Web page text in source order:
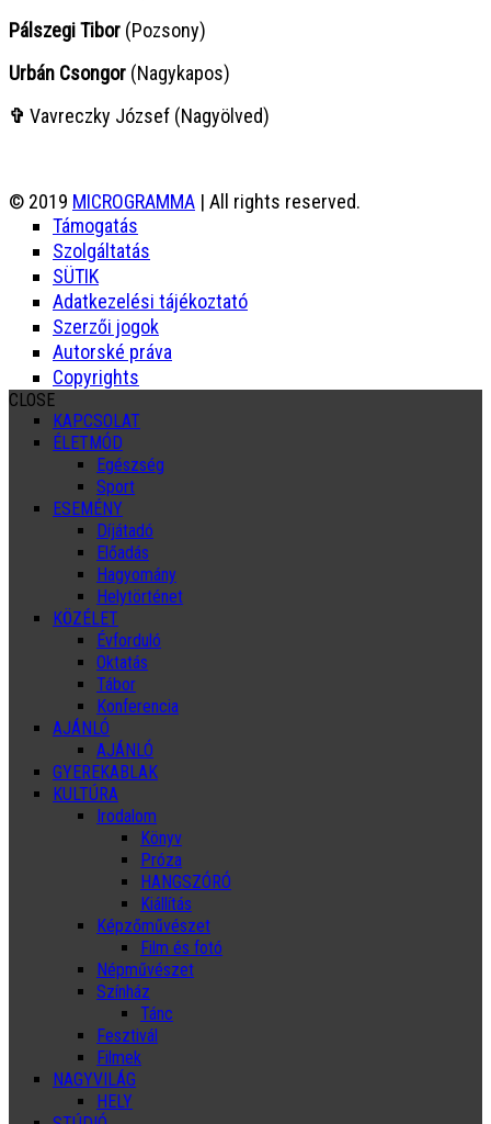
Pálszegi Tibor (Pozsony)
Urbán Csongor (Nagykapos)
✞ Vavreczky József (Nagyölved)
© 2019 MICROGRAMMA | All rights reserved.
Támogatás
Szolgáltatás
SÜTIK
Adatkezelési tájékoztató
Szerzői jogok
Autorské práva
Copyrights
CLOSE
KAPCSOLAT
ÉLETMÓD
Egészség
Sport
ESEMÉNY
Díjátadó
Előadás
Hagyomány
Helytörténet
KÖZÉLET
Évforduló
Oktatás
Tábor
Konferencia
AJÁNLÓ
AJÁNLÓ
GYEREKABLAK
KULTÚRA
Irodalom
Könyv
Próza
HANGSZÓRÓ
Kiállítás
Képzőművészet
Film és fotó
Népművészet
Színház
Tánc
Fesztivál
Filmek
NAGYVILÁG
HELY